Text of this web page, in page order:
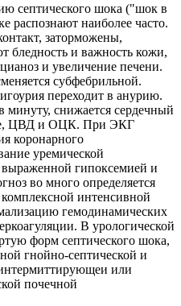
септического шока ("шок в
распознают наиболее часто.
заторможены,
бледность и важность кожи,
и увеличение печени.
субфебрильной.
переходит в анурию.
минуту, снижается сердечный
ЦВД и ОЦК. При ЭКГ
коронарного
уремической
гипоксемией и
во много определяется
интенсивной
гемодинамических
В урологической
форм септического шока,
гнойно-септической и
или
почечной